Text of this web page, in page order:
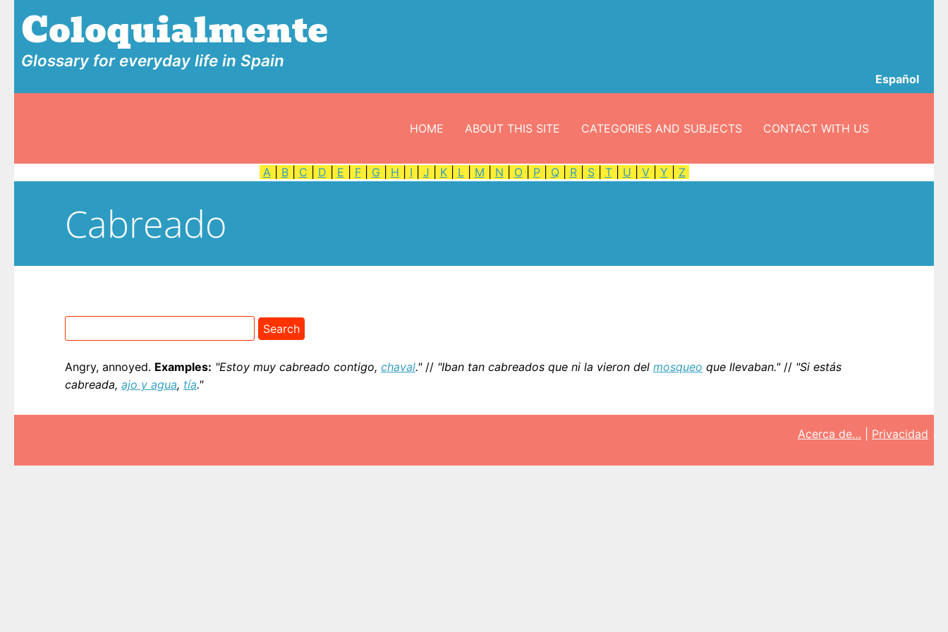
Coloquialmente
Glossary for everyday life in Spain
Español
HOME ABOUT THIS SITE CATEGORIES AND SUBJECTS CONTACT WITH US
A| B| C D E F| G H I J K| L| M N O| P| Q| R| S| T| U V| Y Z
Cabreado
Angry, annoyed. Examples: "Estoy muy cabreado contigo, chaval."// "Iban tan cabreados que ni la vieron del mosqueo que llevaban."// "Si estás
cabreada, ajo y agua, tía."
Acerca de… Privacidad